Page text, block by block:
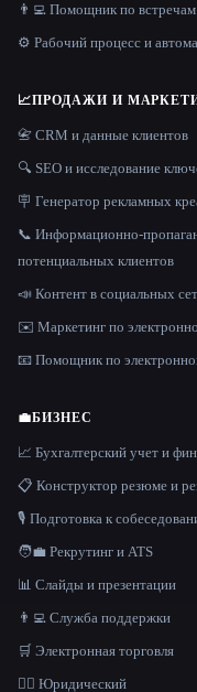
👨‍💻 Помощник по встречам
⚙️ Рабочий процесс и
📈ПРОДАЖИ И
📇 CRM и данные клиентов
🔍 SEO и исследование
🪧 Генератор рекламных
📞 Информационно-
потенциальных клиентов
📣 Контент в социальных
✉️ Маркетинг по
📧 Помощник по
💼БИЗНЕС
📈 Бухгалтерский учет и
📋 Конструктор резюме и
🎙️ Подготовка к
🧑‍💼 Рекрутинг и ATS
📊 Слайды и презентации
👨‍💻 Служба поддержки
🛒 Электронная торговля
👩‍⚖️ Юридический